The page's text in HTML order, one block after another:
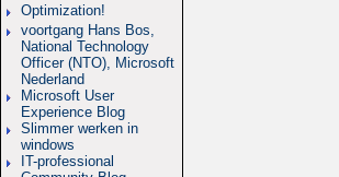
Optimization!
voortgang Hans Bos,
National Technology
Officer (NTO), Microsoft
Nederland
Microsoft User
Experience Blog
Slimmer werken in
windows
IT-professional